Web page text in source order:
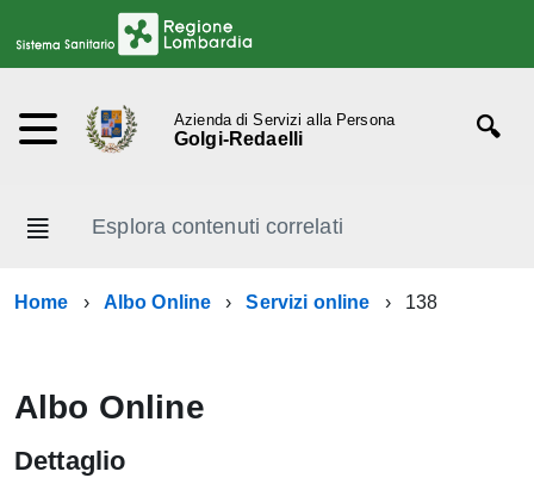
Azienda di Servizi alla Persona
Golgi-Redaelli
Esplora contenuti correlati
Home Albo Online Servizi online 138
Albo Online
Dettaglio